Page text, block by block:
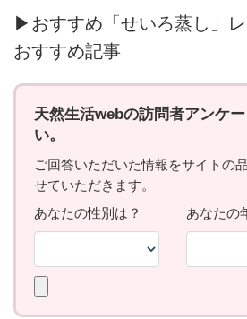
▶おすすめ「せいろ蒸し」
おすすめ記事